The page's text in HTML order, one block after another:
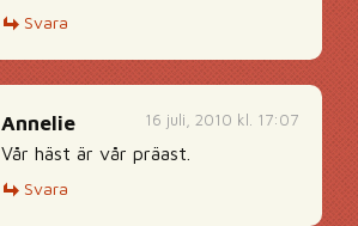
Svara
16 juli, 2010 kl. 17:07
Annelie
Vår häst är vår präast.
Svara